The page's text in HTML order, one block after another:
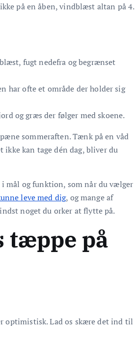
på en åben, vindblæst altan på 4.
fugt nedefra og begrænset
har ofte et område der holder sig
og græs der følger med skoene.
sommeraften. Tænk på en våd
kan tage dén dag, bliver du
mål og funktion, som når du vælger
leve med dig, og mange af
noget du orker at flytte på.
tæppe på
optimistisk. Lad os skære det ind til